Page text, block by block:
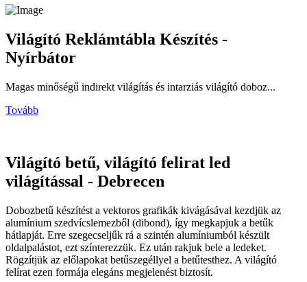
Világító Reklámtábla Készítés -
Nyírbátor
Magas minőségű indirekt világítás és intarziás világító doboz...
Tovább
Világító betű, világító felirat led
világítással - Debrecen
Dobozbetű készítést a vektoros grafikák kivágásával kezdjük az
alumínium szedvícslemezből (dibond), így megkapjuk a betűk
hátlapját. Erre szegecseljűk rá a szintén alumíniumból készült
oldalpalástot, ezt színterezzük. Ez után rakjuk bele a ledeket.
Rögzítjük az előlapokat betűszegéllyel a betűtesthez. A világító
felírat ezen formája elegáns megjelenést biztosít.